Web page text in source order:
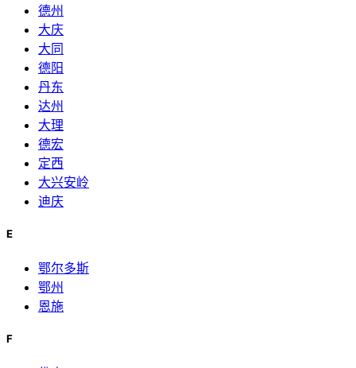
德州
大庆
大同
德阳
丹东
达州
大理
德宏
定西
大兴安岭
迪庆
E
鄂尔多斯
鄂州
恩施
F